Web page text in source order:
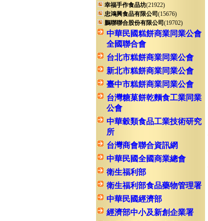
幸福手作食品坊(21922)
忠鴻興食品有限公司 (15676)
鵬聯聯合股份有限公司 (19702)
中華民國糕餅商業同業公會
全國聯合會
台北市糕餅商業同業公會
新北市糕餅商業同業公會
臺中市糕餅商業同業公會
台灣糖菓餅乾麵食工業同業
公會
中華穀類食品工業技術研究
所
台灣商會聯合資訊網
中華民國全國商業總會
衛生福利部
衛生福利部食品藥物管理署
中華民國經濟部
經濟部中小及新創企業署